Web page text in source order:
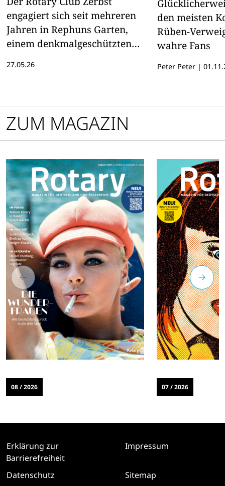
engagiert sich seit mehreren
Jahren in Rephuns Garten,
einem denkmalgeschützten
in Sachsen-Anhalt.
27.05.26
den meisten
Rüben-
wahre Fans
Peter Peter |
ZUM MAGAZIN
08 / 2026 07 / 2026
Erklärung zur
Barrierefreiheit
Impressum
Datenschutz
Sitemap